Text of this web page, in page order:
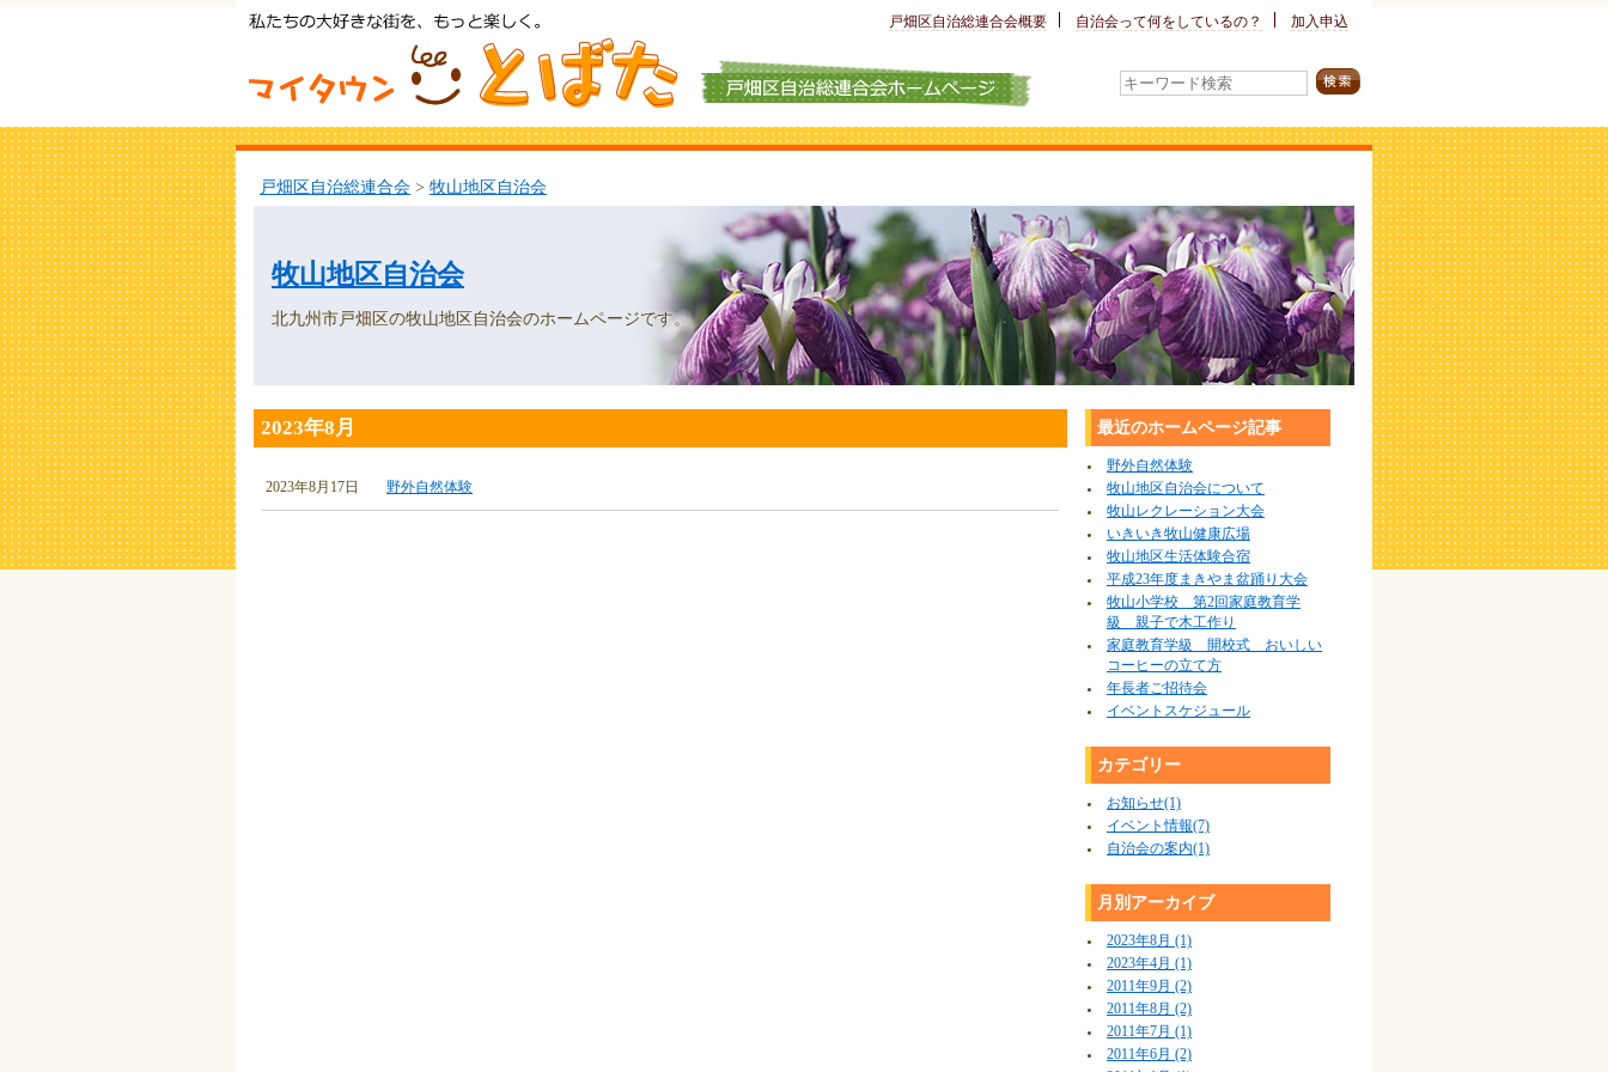
戸畑区自治総連合会概要 自治会って何をしているの？ 加入申込
戸畑区自治総連合会 > 牧山地区自治会
牧山地区自治会
北九州市戸畑区の牧山地区自治会のホームページです。
2023年8月
2023年8月17日 野外自然体験
最近のホームページ記事
野外自然体験
牧山地区自治会について
牧山レクレーション大会
いきいき牧山健康広場
牧山地区生活体験合宿
平成23年度まきやま盆踊り大会
牧山小学校 第2回家庭教育学
級 親子で木工作り
家庭教育学級 開校式 おいしい
コーヒーの立て方
年長者ご招待会
イベントスケジュール
カテゴリー
お知らせ(1)
イベント情報(7)
自治会の案内(1)
月別アーカイブ
2023年8月 (1)
2023年4月 (1)
2011年9月 (2)
2011年8月 (2)
2011年7月 (1)
2011年6月 (2)